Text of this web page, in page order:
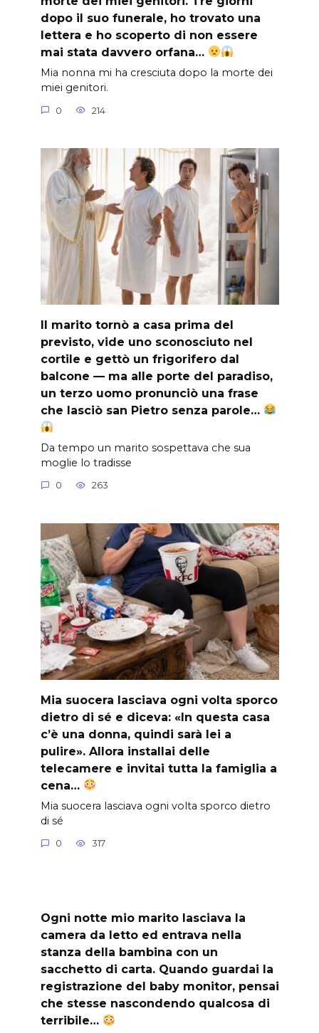
dopo il suo funerale, ho trovato una
lettera e ho scoperto di non essere
mai stata davvero orfana…
Mia nonna mi ha cresciuta dopo la morte dei
miei genitori.
0 214
Il marito tornò a casa prima del
previsto, vide uno sconosciuto nel
cortile e gettò un frigorifero dal
balcone — ma alle porte del paradiso,
un terzo uomo pronunciò una frase
che lasciò san Pietro senza parole…
Da tempo un marito sospettava che sua
moglie lo tradisse
0 263
Mia suocera lasciava ogni volta sporco
dietro di sé e diceva: «In questa casa
c’è una donna, quindi sarà lei a
pulire». Allora installai delle
telecamere e invitai tutta la famiglia a
cena…
Mia suocera lasciava ogni volta sporco dietro
di sé
0 317
Ogni notte mio marito lasciava la
camera da letto ed entrava nella
stanza della bambina con un
sacchetto di carta. Quando guardai la
registrazione del baby monitor, pensai
che stesse nascondendo qualcosa di
terribile…